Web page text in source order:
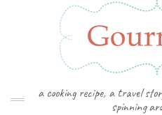
a cooking recipe, a travel
spinning